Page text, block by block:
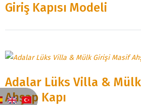
Giriş Kapısı Modeli
Adalar Lüks Villa &
Ahşap Kapı